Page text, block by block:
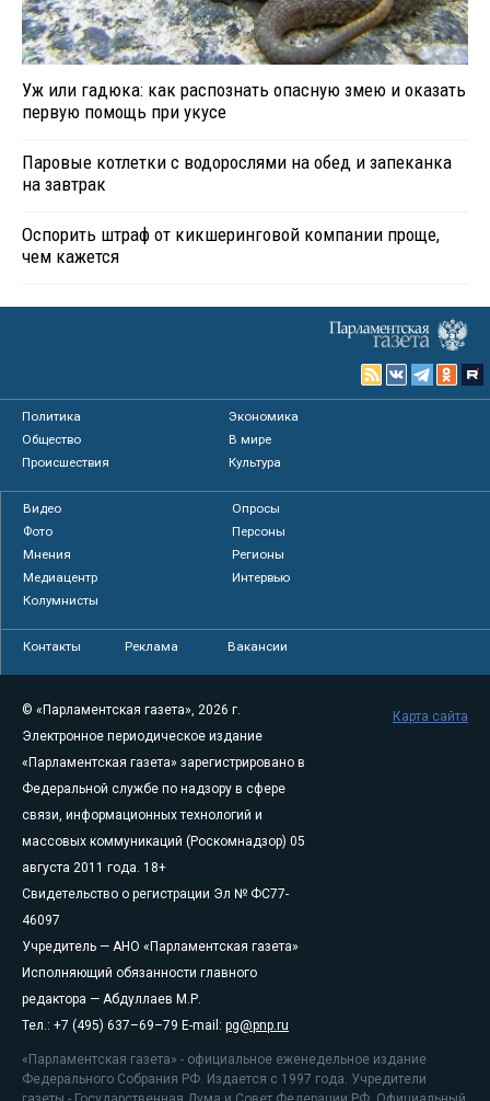
Уж или гадюка: как распознать опасную змею и оказать
первую помощь при укусе
Паровые котлетки с водорослями на обед и запеканка
на завтрак
Оспорить штраф от кикшеринговой компании проще,
чем кажется
Политика
Экономика
Общество
В мире
Происшествия
Культура
Видео
Опросы
Фото
Персоны
Мнения
Регионы
Медиацентр
Интервью
Колумнисты
Контакты Реклама Вакансии
© «Парламентская газета», 2026 г.
Электронное периодическое издание
«Парламентская газета» зарегистрировано в
Федеральной службе по надзору в сфере
связи, информационных технологий и
массовых коммуникаций (Роскомнадзор) 05
августа 2011 года. 18+
Свидетельство о регистрации Эл № ФС77-
46097
Учредитель — АНО «Парламентская газета»
Исполняющий обязанности главного
редактора — Абдуллаев М.Р.
Тел.: +7 (495) 637–69–79 E-mail: pg@pnp.ru
«Парламентская газета» - официальное еженедельное издание
Федерального Собрания РФ. Издается с 1997 года. Учредители
Карта сайта